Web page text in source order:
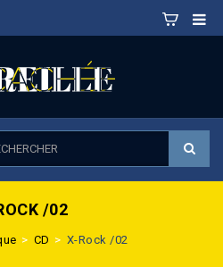
/02
> CD > X-Rock /02